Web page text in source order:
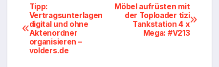
Beitragsnavigation
Möbel aufrüsten mit
der Toploader tizi
Tankstation 4 x
Mega: #V213
Tipp:
Vertragsunterlagen
digital und ohne
Aktenordner
organisieren –
volders.de